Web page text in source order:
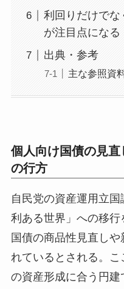
利回りだけでな
が注目点になる
出典・参考
主な参照資
個人向け国債の見
の行方
自民党の資産運用立
利ある世界」への移
国債の商品性見直し
れているとされる。
の資産形成に合う円建